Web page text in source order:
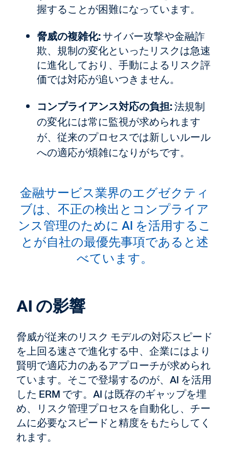
握することが困難になっています。
脅威の複雑化:サイバー攻撃や金融詐
欺、規制の変化といったリスクは急速
に進化しており、手動によるリスク評
価では対応が追いつきません。
コンプライアンス対応の負担:法規制
の変化には常に監視が求められます
が、従来のプロセスでは新しいルール
への適応が煩雑になりがちです。
金融サービス業界のエグゼクティ
ブは、不正の検出とコンプライア
ンス管理のために AI を活用するこ
とが自社の最優先事項であると述
べています。
AI の影響
脅威が従来のリスク モデルの対応スピード
を上回る速さで進化する中、企業にはより
賢明で適応力のあるアプローチが求められ
ています。そこで登場するのが、AI を活用
した ERM です。AI は既存のギャップを埋
め、リスク管理プロセスを自動化し、チー
ムに必要なスピードと精度をもたらしてく
れます。